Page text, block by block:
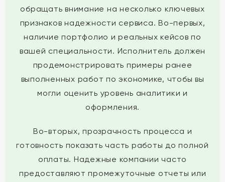
обращать внимание на несколько ключевых
признаков надежности сервиса. Во-первых,
наличие портфолио и реальных кейсов по
вашей специальности. Исполнитель должен
продемонстрировать примеры ранее
выполненных работ по экономике, чтобы вы
могли оценить уровень аналитики и
оформления.
Во-вторых, прозрачность процесса и
готовность показать часть работы до полной
оплаты. Надежные компании часто
предоставляют промежуточные отчеты или